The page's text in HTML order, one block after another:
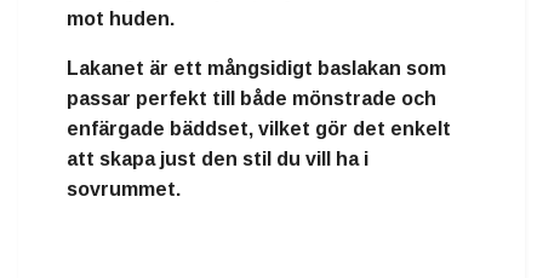
mot huden.
Lakanet är ett mångsidigt baslakan som
passar perfekt till
både mönstrade och
enfärgade bäddset, vilket gör det enkelt
att skapa just den stil du vill ha i
sovrummet.